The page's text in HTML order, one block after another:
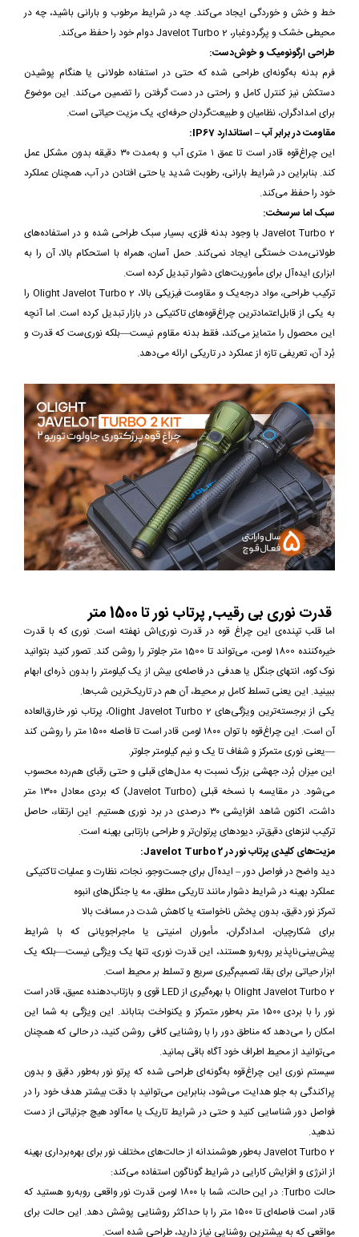
خط و خش و خوردگی ایجاد می‌کند. چه در شرایط مرطوب و بارانی باشید، چه در
محیطی خشک و پرگردوغبار، Javelot Turbo 2 دوام خود را حفظ می‌کند.
طراحی ارگونومیک و خوش‌دست:
فرم بدنه به‌گونه‌ای طراحی شده که حتی در استفاده طولانی یا هنگام پوشیدن
دستکش نیز کنترل کامل و راحتی در دست گرفتن را تضمین می‌کند. این موضوع
برای امدادگران، نظامیان و طبیعت‌گردان حرفه‌ای، یک مزیت حیاتی است.
مقاومت در برابر آب – استاندارد IP67:
این چراغ‌قوه قادر است تا عمق ۱ متری آب و به‌مدت ۳۰ دقیقه بدون مشکل عمل
کند. بنابراین در شرایط بارانی، رطوبت شدید یا حتی افتادن در آب، همچنان عملکرد
خود را حفظ می‌کند.
سبک اما سرسخت:
Javelot Turbo 2 با وجود بدنه فلزی، بسیار سبک طراحی شده و در استفاده‌های
طولانی‌مدت خستگی ایجاد نمی‌کند. حمل آسان، همراه با استحکام بالا، آن را به
ابزاری ایده‌آل برای مأموریت‌های دشوار تبدیل کرده است.
ترکیب طراحی، مواد درجه‌یک و مقاومت فیزیکی بالا، Olight Javelot Turbo 2 را
به یکی از قابل‌اعتمادترین چراغ‌قوه‌های تاکتیکی در بازار تبدیل کرده است. اما آنچه
این محصول را متمایز می‌کند، فقط بدنه مقاوم نیست—بلکه نوری‌ست که قدرت و
بُرد آن، تعریفی تازه از عملکرد در تاریکی ارائه می‌دهد.
قدرت نوری بی رقیب, پرتاب نور تا 1500 متر
اما قلب تپنده‌ی این چراغ قوه در قدرت نوری‌اش نهفته است. نوری که با قدرت
خیره‌کننده 1800 لومن، می‌تواند تا 1500 متر جلوتر را روشن کند. تصور کنید بتوانید
نوک کوه، انتهای جنگل یا هدفی در فاصله‌ی بیش از یک کیلومتر را بدون ذره‌ای ابهام
ببینید. این یعنی تسلط کامل بر محیط، آن هم در تاریک‌ترین شب‌ها.
یکی از برجسته‌ترین ویژگی‌های Olight Javelot Turbo 2، پرتاب نور خارق‌العاده
آن است. این چراغ‌قوه با توان ۱۸۰۰ لومن قادر است تا فاصله ۱۵۰۰ متر را روشن کند
—یعنی نوری متمرکز و شفاف تا یک و نیم کیلومتر جلوتر.
این میزان بُرد، جهشی بزرگ نسبت به مدل‌های قبلی و حتی رقبای هم‌رده محسوب
می‌شود. در مقایسه با نسخه قبلی (Javelot Turbo) که بردی معادل ۱۳۰۰ متر
داشت، اکنون شاهد افزایشی ۳۰ درصدی در برد نوری هستیم. این ارتقاء، حاصل
ترکیب لنزهای دقیق‌تر، دیودهای پرتوان‌تر و طراحی بازتابی بهینه است.
مزیت‌های کلیدی پرتاب نور در Javelot Turbo 2:
دید واضح در فواصل دور – ایده‌آل برای جست‌وجو، نجات، نظارت و عملیات تاکتیکی
عملکرد بهینه در شرایط دشوار مانند تاریکی مطلق، مه یا جنگل‌های انبوه
تمرکز نور دقیق، بدون پخش ناخواسته یا کاهش شدت در مسافت بالا
برای شکارچیان، امدادگران، مأموران امنیتی یا ماجراجویانی که با شرایط
پیش‌بینی‌ناپذیر روبه‌رو هستند، این قدرت نوری، تنها یک ویژگی نیست—بلکه یک
ابزار حیاتی برای بقا، تصمیم‌گیری سریع و تسلط بر محیط است.
Olight Javelot Turbo 2 با بهره‌گیری از LED قوی و بازتاب‌دهنده عمیق، قادر است
نور را با بردی ۱۵۰۰ متر به‌طور متمرکز و یکنواخت بتاباند. این ویژگی به شما این
امکان را می‌دهد که مناطق دور را با روشنایی کافی روشن کنید، در حالی که همچنان
می‌توانید از محیط اطراف خود آگاه باقی بمانید.
سیستم نوری این چراغ‌قوه به‌گونه‌ای طراحی شده که پرتو نور به‌طور دقیق و بدون
پراکندگی به جلو هدایت می‌شود، بنابراین می‌توانید با دقت بیشتر هدف خود را در
فواصل دور شناسایی کنید و حتی در شرایط تاریک یا مه‌آلود هیچ جزئیاتی از دست
ندهید.
Javelot Turbo 2 به‌طور هوشمندانه از حالت‌های مختلف نور برای بهره‌برداری بهینه
از انرژی و افزایش کارایی در شرایط گوناگون استفاده می‌کند:
حالت Turbo: در این حالت، شما با ۱۸۰۰ لومن قدرت نور واقعی روبه‌رو هستید که
قادر است فاصله‌ای تا ۱۵۰۰ متر را با حداکثر روشنایی پوشش دهد. این حالت برای
مواقعی که به بیشترین روشنایی نیاز دارید، طراحی شده است.